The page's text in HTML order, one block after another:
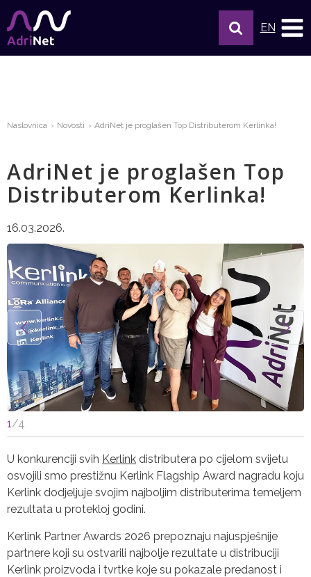
EN
Naslovnica Novosti AdriNet je proglašen Top Distributerom Kerlinka!
AdriNet je proglašen Top
Distributerom Kerlinka!
16.03.2026.
1 /4
U konkurenciji svih Kerlink distributera po cijelom svijetu
osvojili smo prestižnu Kerlink Flagship Award nagradu koju
Kerlink dodjeljuje svojim najboljim distributerima temeljem
rezultata u protekloj godini.
Kerlink Partner Awards 2026 prepoznaju najuspješnije
partnere koji su ostvarili najbolje rezultate u distribuciji
Kerlink proizvoda i tvrtke koje su pokazale predanost i